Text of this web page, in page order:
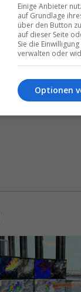
Einige Anbieter
auf Grundlage
über den Button
auf dieser Seite
Sie die
verwalten oder
Optionen